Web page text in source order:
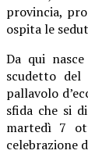
provincia,
ospita le
Da qui
scudetto del
pallavolo
sfida che si
martedì 7
celebrazione